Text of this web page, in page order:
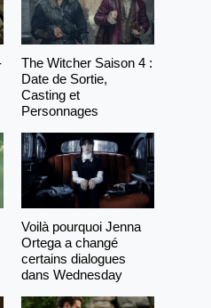
The Witcher Saison 4 :
Date de Sortie,
Casting et
Personnages
Voilà pourquoi Jenna
Ortega a changé
certains dialogues
dans Wednesday